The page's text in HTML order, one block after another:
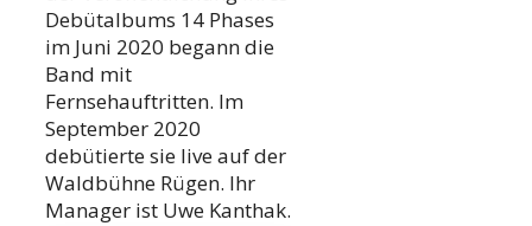
Debütalbums 14 Phases
im Juni 2020 begann die
Band mit
Fernsehauftritten. Im
September 2020
debütierte sie live auf der
Waldbühne Rügen. Ihr
Manager ist Uwe Kanthak.